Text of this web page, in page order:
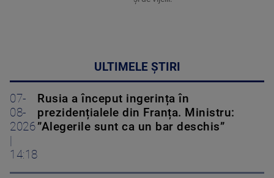
ULTIMELE ȘTIRI
07-
08-
2026
14:18
Rusia a început ingerința în
prezidențialele din Franța. Ministru:
”Alegerile sunt ca un bar deschis”